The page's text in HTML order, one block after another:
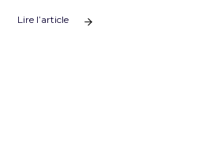
Lire l’article